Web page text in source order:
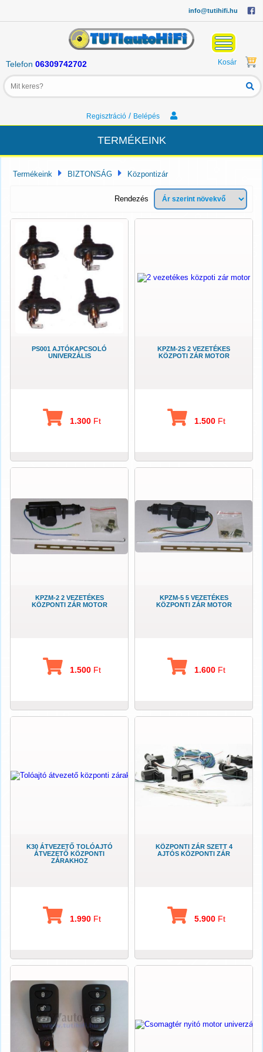
info@tutihifi.hu
Telefon 06309742702 Kosár
Regisztráció/ Belépés
TERMÉKEINK
Termékeink BIZTONSÁG Központizár
Rendezés
PS001 AJTÓKAPCSOLÓ
UNIVERZÁLIS
1.300 Ft
KPZM-2S 2 VEZETÉKES
KÖZPOTI ZÁR MOTOR
1.500 Ft
KPZM-2 2 VEZETÉKES
KÖZPONTI ZÁR MOTOR
1.500 Ft
KPZM-5 5 VEZETÉKES
KÖZPONTI ZÁR MOTOR
1.600 Ft
K30 ÁTVEZETŐ TOLÓAJTÓ
ÁTVEZETŐ KÖZPONTI
ZÁRAKHOZ
1.990 Ft
KÖZPONTI ZÁR SZETT 4
AJTÓS KÖZPONTI ZÁR
5.900 Ft